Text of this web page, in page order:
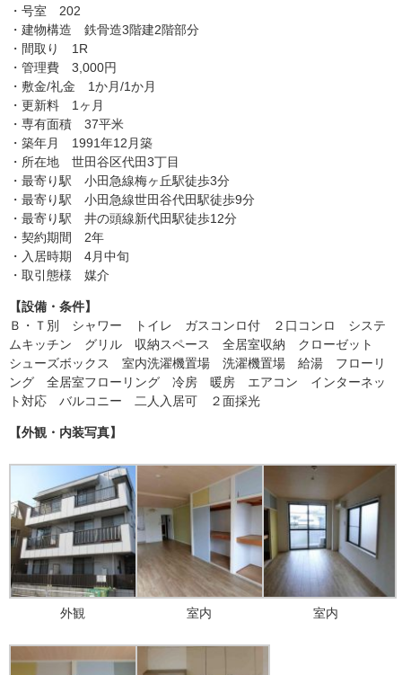
・号室 202
・建物構造 鉄骨造3階建2階部分
・間取り 1R
・管理費 3,000円
・敷金/礼金 1か月/1か月
・更新料 1ヶ月
・専有面積 37平米
・築年月 1991年12月築
・所在地 世田谷区代田3丁目
・最寄り駅 小田急線梅ヶ丘駅徒歩3分
・最寄り駅 小田急線世田谷代田駅徒歩9分
・最寄り駅 井の頭線新代田駅徒歩12分
・契約期間 2年
・入居時期 4月中旬
・取引態様 媒介
【設備・条件】
Ｂ・Ｔ別 シャワー トイレ ガスコンロ付 ２口コンロ システ
ムキッチン グリル 収納スペース 全居室収納 クローゼット
シューズボックス 室内洗濯機置場 洗濯機置場 給湯 フローリ
ング 全居室フローリング 冷房 暖房 エアコン インターネッ
ト対応 バルコニー 二人入居可 ２面採光
【外観・内装写真】
外観 室内 室内